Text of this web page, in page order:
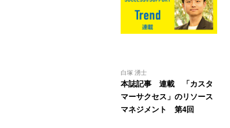
白塚 湧士
本誌記事 連載 「カスタ
マーサクセス」のリソース
マネジメント 第4回